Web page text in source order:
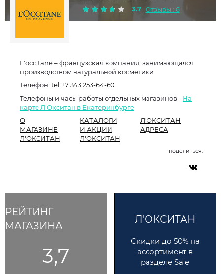
3.7 Отзывы : 6
РЕЙТИНГ
МАГАЗИНА
3,7
L'occitane – французская компания, занимающаяся
производством натуральной косметики
Телефон: tel:+7 343 253-64-60.
Телефоны и часы работы отдельных магазинов - На
карте Л'Окситан в Екатеринбурге
О
МАГАЗИНЕ
Л'ОКСИТАН
КАТАЛОГИ
И АКЦИИ
Л'ОКСИТАН
Л'ОКСИТАН
АДРЕСА
поделиться:
Л'ОКСИТАН
Скидки до 50% на
ассортимент в
разделе Sale